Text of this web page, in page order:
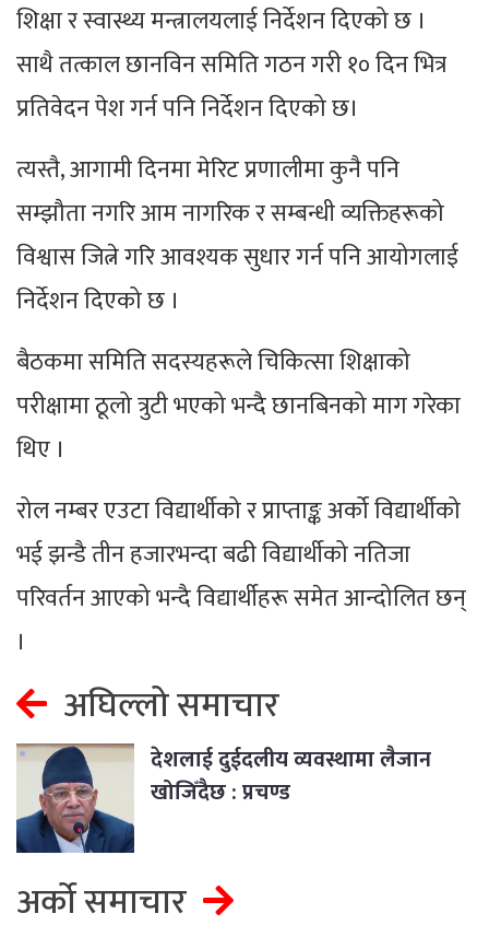
शिक्षा र स्वास्थ्य मन्त्रालयलाई निर्देशन दिएको छ ।
साथै तत्काल छानविन समिति गठन गरी १० दिन भित्र
प्रतिवेदन पेश गर्न पनि निर्देशन दिएको छ।
त्यस्तै, आगामी दिनमा मेरिट प्रणालीमा कुनै पनि
सम्झौता नगरि आम नागरिक र सम्बन्धी व्यक्तिहरूको
विश्वास जित्ने गरि आवश्यक सुधार गर्न पनि आयोगलाई
निर्देशन दिएको छ ।
बैठकमा समिति सदस्यहरूले चिकित्सा शिक्षाको
परीक्षामा ठूलो त्रुटी भएको भन्दै छानबिनको माग गरेका
थिए ।
रोल नम्बर एउटा विद्यार्थीको र प्राप्ताङ्क अर्को विद्यार्थीको
भई झन्डै तीन हजारभन्दा बढी विद्यार्थीको नतिजा
परिवर्तन आएको भन्दै विद्यार्थीहरू समेत आन्दोलित छन्
।
अघिल्लो समाचार
देशलाई दुईदलीय व्यवस्थामा लैजान
खोजिँदैछ : प्रचण्ड
अर्को समाचार